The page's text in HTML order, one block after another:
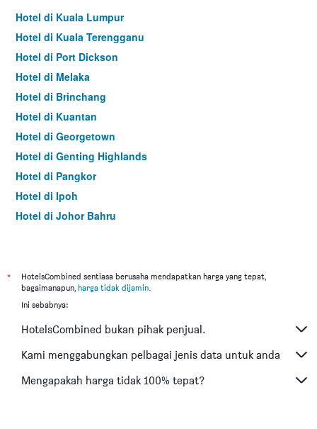
Hotel di Kuala Lumpur
Hotel di Kuala Terengganu
Hotel di Port Dickson
Hotel di Melaka
Hotel di Brinchang
Hotel di Kuantan
Hotel di Georgetown
Hotel di Genting Highlands
Hotel di Pangkor
Hotel di Ipoh
Hotel di Johor Bahru
Hotel di Kuching
Hotel di Tokyo
Hotel di Bangkok
Hotel di Putrajaya
Hotel di Shah Alam
*
HotelsCombined sentiasa berusaha mendapatkan harga yang tepat,
bagaimanapun, harga tidak dijamin.
Ini sebabnya:
HotelsCombined bukan pihak penjual.
Kami menggabungkan pelbagai jenis data untuk anda
Mengapakah harga tidak 100% tepat?